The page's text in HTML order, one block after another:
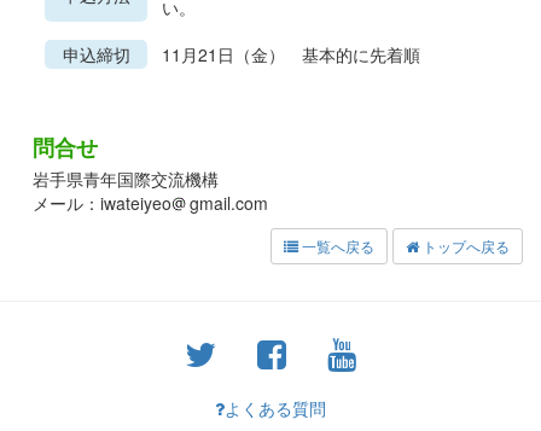
い。
申込締切
11月21日（金） 基本的に先着順
問合せ
岩手県青年国際交流機構
メール：iwateiyeo
gmail.com
一覧へ戻る トップへ戻る
よくある質問